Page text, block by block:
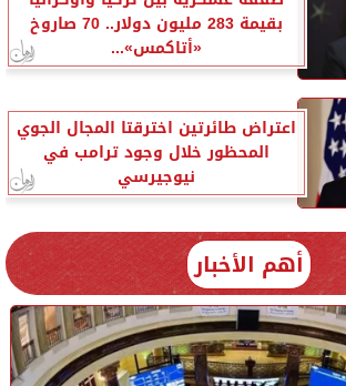
بقيمة 283 مليون دولار.. 70 صاروخ
«أتاكمس»...
اعتراض طائرتين اخترقتا المجال الجوي
المحظور خلال وجود ترامب في
نيوجيرسي
أهم الأخبار